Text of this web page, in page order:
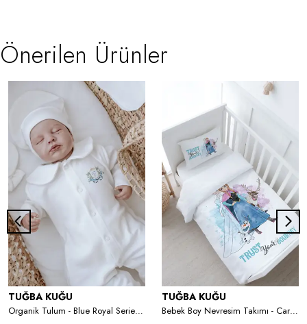
Önerilen Ürünler
TUĞBA KUĞU
Organik Tulum - Blue Royal Series - F Harfi
TUĞBA KUĞU
Bebek Boy Nevresim Takımı - Cartoon Serisi - Elsa ve Anna